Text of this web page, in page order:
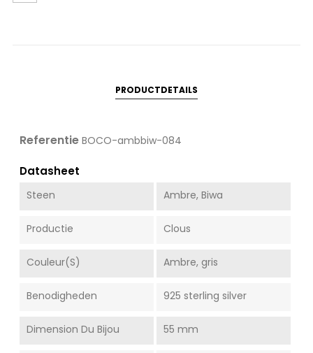
PRODUCTDETAILS
Referentie BOCO-ambbiw-084
Datasheet
Steen Ambre, Biwa
Productie Clous
Couleur(s) Ambre, gris
Benodigheden 925 sterling silver
Dimension Du Bijou 55 mm